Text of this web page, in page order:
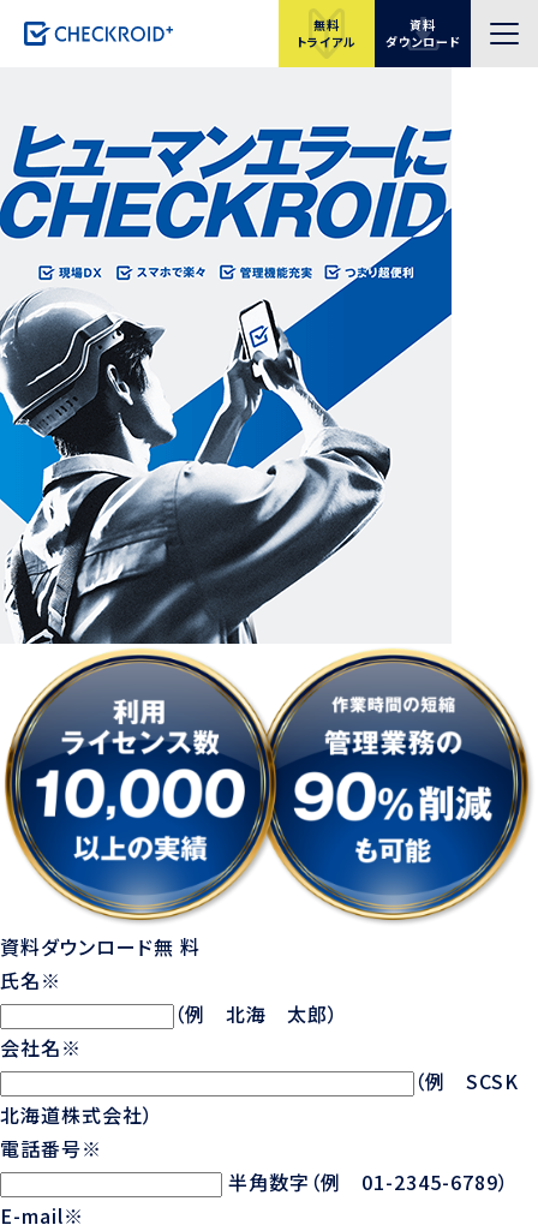
無料
トライアル
資料
ダウンロード
資料ダウンロード無 料
氏名※
（例 北海 太郎）
会社名※
（例 SCSK
北海道株式会社）
電話番号※
半角数字（例 01-2345-6789）
E-mail※